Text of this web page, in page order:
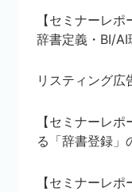
【セミナーレ
辞書定義・BI/
リスティング広
【セミナーレ
る「辞書登録」
【セミナーレ